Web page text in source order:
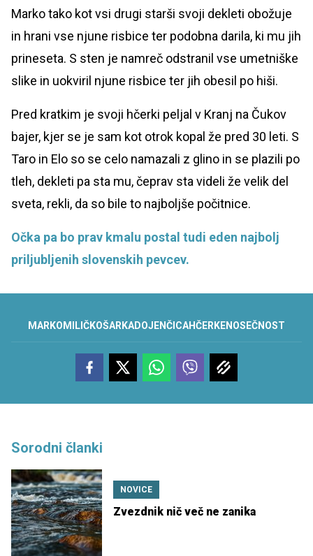
Marko tako kot vsi drugi starši svoji dekleti obožuje
in hrani vse njune risbice ter podobna darila, ki mu jih
prineseta. S sten je namreč odstranil vse umetniške
slike in uokviril njune risbice ter jih obesil po hiši.
Pred kratkim je svoji hčerki peljal v Kranj na Čukov
bajer, kjer se je sam kot otrok kopal že pred 30 leti. S
Taro in Elo so se celo namazali z glino in se plazili po
tleh, dekleti pa sta mu, čeprav sta videli že velik del
sveta, rekli, da so bile to najboljše počitnice.
Očka pa bo prav kmalu postal tudi eden najbolj
priljubljenih slovenskih pevcev.
MARKO MILIČKOŠARKADOJENČICAHČERKENOSEČNOST
Sorodni članki
NOVICE
Zvezdnik nič več ne zanika